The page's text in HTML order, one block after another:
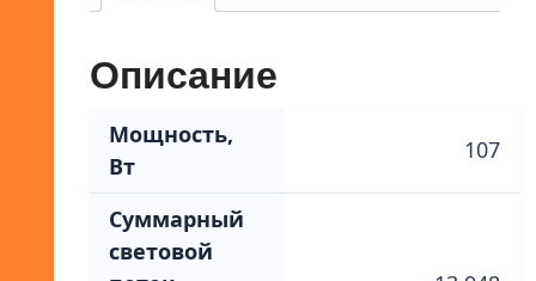
Описание
Мощность,
Вт
107
Суммарный
световой